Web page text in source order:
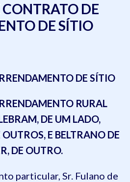
DE
DE SÍTIO
DE SÍTIO
RURAL
DE UM LADO,
E BELTRANO DE
DE OUTRO.
particular, Sr. Fulano de